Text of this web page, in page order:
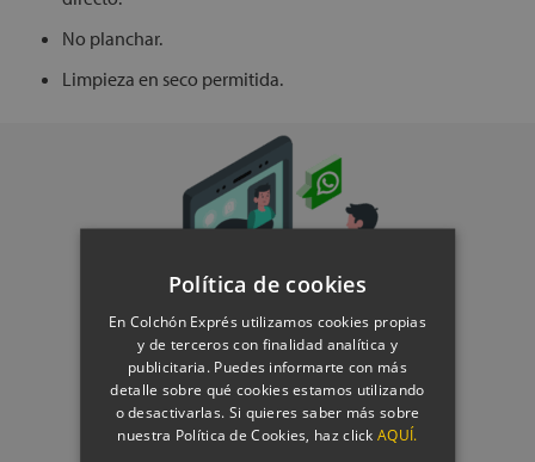
No planchar.
Limpieza en seco permitida.
Política de cookies
En Colchón Exprés utilizamos cookies propias
y de terceros con finalidad analítica y
publicitaria. Puedes informarte con más
detalle sobre qué cookies estamos utilizando
o desactivarlas. Si quieres saber más sobre
nuestra Política de Cookies, haz clickAQUÍ.